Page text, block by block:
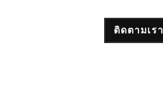
ติดตามเรา